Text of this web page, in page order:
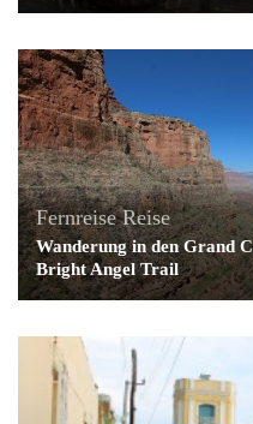
Fernreise Reise
Wanderung in den Grand
Bright Angel Trail